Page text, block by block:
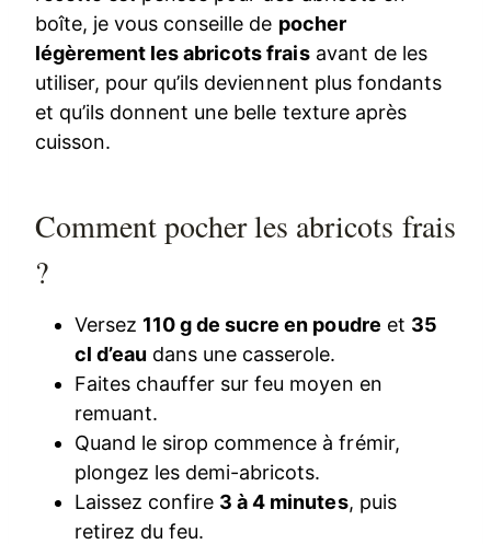
boîte, je vous conseille de pocher
légèrement les abricots fraisavant de les
utiliser, pour qu’ils deviennent plus fondants
et qu’ils donnent une belle texture après
cuisson.
Comment pocher les abricots frais
?
Versez 110 g de sucre en poudre et 35
cl d’eau dans une casserole.
Faites chauffer sur feu moyen en
remuant.
Quand le sirop commence à frémir,
plongez les demi-abricots.
Laissez confire 3 à 4 minutes, puis
retirez du feu.